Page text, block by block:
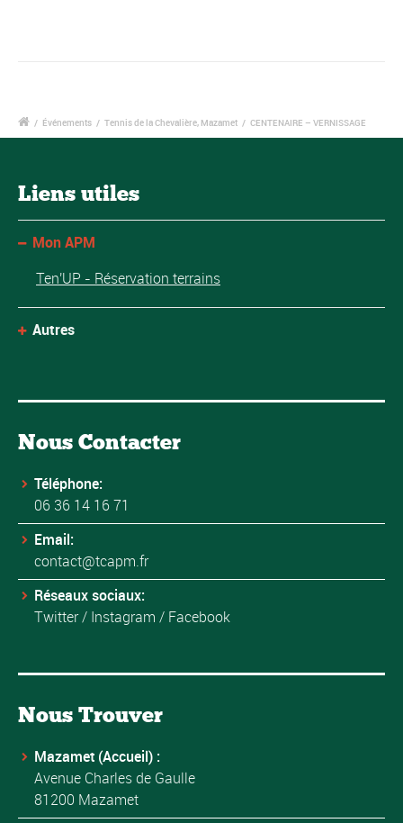
/ Événements / Tennis de la Chevalière, Mazamet / CENTENAIRE – VERNISSAGE
Liens utiles
Mon APM
Ten'UP - Réservation terrains
Autres
Nous Contacter
Téléphone:
06 36 14 16 71
Email:
contact@tcapm.fr
Réseaux sociaux:
Twitter/ Instagram / Facebook
Nous Trouver
Mazamet (Accueil) :
Avenue Charles de Gaulle
81200 Mazamet